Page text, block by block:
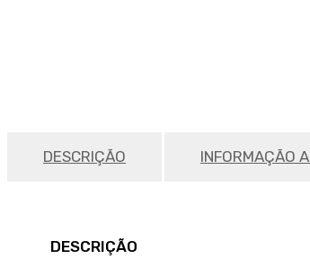
DESCRIÇÃO INFORMAÇÃO
DESCRIÇÃO